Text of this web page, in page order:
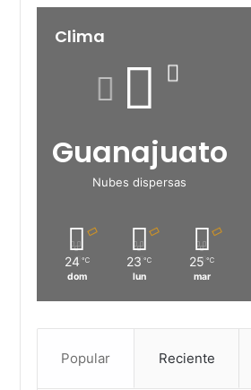
Clima
Guanajuato
Nubes dispersas
24 ℃
dom
23 ℃
lun
25 ℃
mar
Popular Reciente